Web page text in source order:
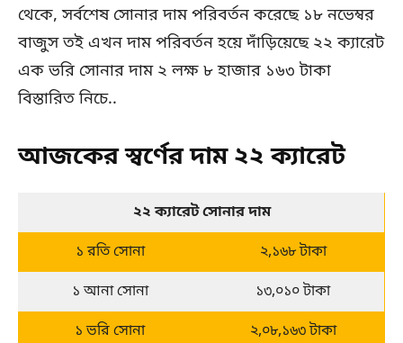
থেকে, সর্বশেষ সোনার দাম পরিবর্তন করেছে ১৮ নভেম্বর
বাজুস তই এখন দাম পরিবর্তন হয়ে দাঁড়িয়েছে ২২ ক্যারেট
এক ভরি সোনার দাম ২ লক্ষ ৮ হাজার ১৬৩ টাকা
বিস্তারিত নিচে..
আজকের স্বর্ণের দাম ২২ ক্যারেট
২২ ক্যারেট সোনার দাম
১ রতি সোনা
২,১৬৮ টাকা
১ আনা সোনা
১৩,০১০ টাকা
১ ভরি সোনা
২,০৮,১৬৩ টাকা